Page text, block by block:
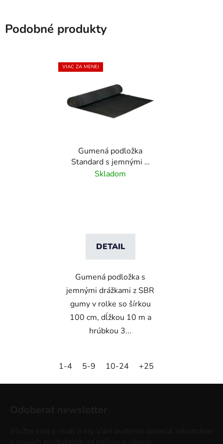
Podobné produkty
VIAC ZA MENEJ
Gumená podložka
Standard s jemnými 3
mm drážkami - 1 m x 10
Skladom
DETAIL
Gumená podložka s
jemnými drážkami z SBR
gumy v rolke so šírkou
100 cm, dĺžkou 10 m a
hrúbkou 3...
1-4 5-9 10-24 +25